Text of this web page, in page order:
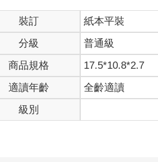
裝訂
紙本平裝
分級
普通級
商品規格
17.5*10.8*2.7
適讀年齡
全齡適讀
級別